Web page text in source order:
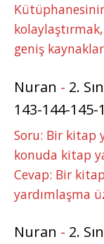
geniş
Nuran - 2.
143-144-145-
Soru: Bir kitap
konuda kitap
Cevap: Bir
yardımlaşma
Nuran - 2.